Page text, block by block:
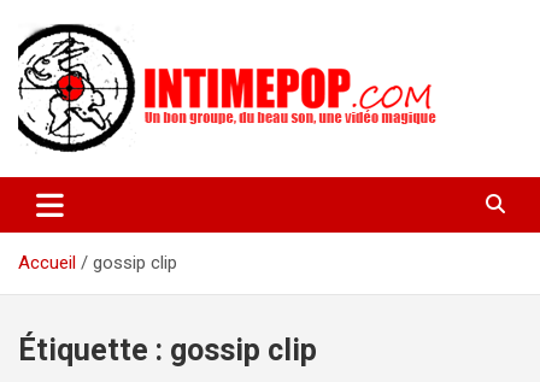
contenu
intimepop.com
actuelles pop rock, post-rock, indé sur Lyon. rock pop concert
lyon
Accueil
gossip clip
Étiquette : gossip clip